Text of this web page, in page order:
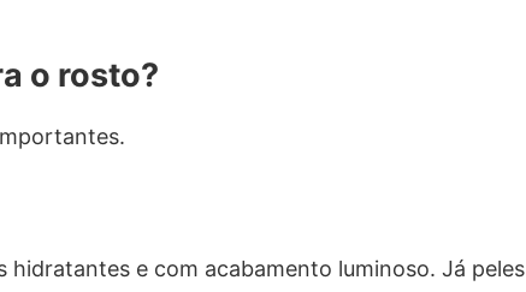
o rosto?
hidratantes e com acabamento luminoso. Já peles